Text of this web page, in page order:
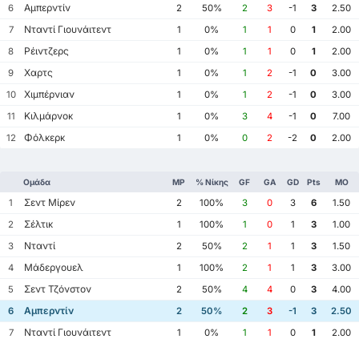
6
Αμπερντίν 2 50% 2 3 -1 3
2.50
7
Νταντί Γιουνάιτεντ 1 0% 1 1 0 1
2.00
8
Ρέιντζερς 1 0% 1 1 0 1
2.00
9
Χαρτς 1 0% 1 2 -1 0
3.00
10
Χιμπέρνιαν 1 0% 1 2 -1 0
3.00
11
Κιλμάρνοκ 1 0% 3 4 -1 0
7.00
12
Φόλκερκ 1 0% 0 2 -2 0 2.00
Ομάδα MP % Νίκης GF GA GD Pts ΜΟ
1 Σεντ Μίρεν 2 100% 3 0 3 6
1.50
2
Σέλτικ 1 100% 1 0 1 3
1.00
3
Νταντί 2 50% 2 1 1 3
1.50
4
Μάδεργουελ 1 100% 2 1 1 3
3.00
5
Σεντ Τζόνστον 2 50% 4 4 0 3
4.00
6
Αμπερντίν 2 50% 2 3 -1 3
2.50
7
Νταντί Γιουνάιτεντ 1 0% 1 1 0 1
2.00